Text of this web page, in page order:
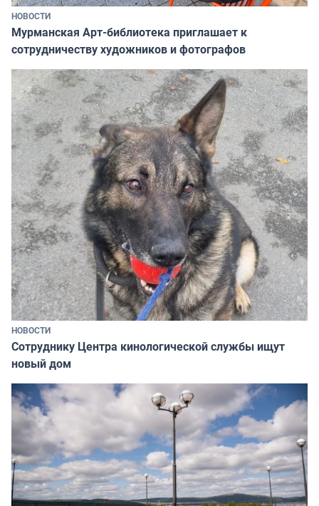
НОВОСТИ
Мурманская Арт-библиотека приглашает к
сотрудничеству художников и фотографов
НОВОСТИ
Сотруднику Центра кинологической службы ищут
новый дом